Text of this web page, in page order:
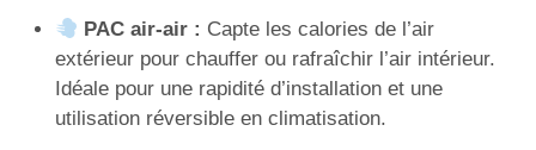
PAC air-air : Capte les calories de l’air
extérieur pour chauffer ou rafraîchir l’air intérieur.
Idéale pour une rapidité d’installation et une
utilisation réversible en climatisation.